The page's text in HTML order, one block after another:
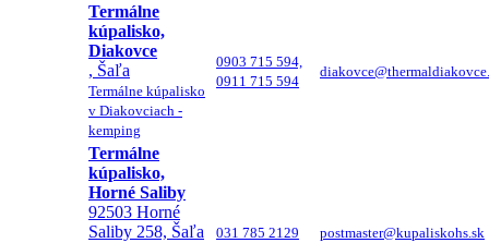
Termálne
kúpalisko,
Diakovce
, Šaľa
Termálne kúpalisko
v Diakovciach -
kemping
0903 715 594,
0911 715 594
Termálne
kúpalisko,
Horné Saliby
92503 Horné
Saliby 258, Šaľa
031 785 2129 postmaster@kupaliskohs.sk